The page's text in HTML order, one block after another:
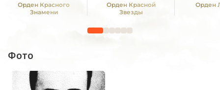
Орден Красного
Знамени
Орден Красной
Звезды
Орден
Фото